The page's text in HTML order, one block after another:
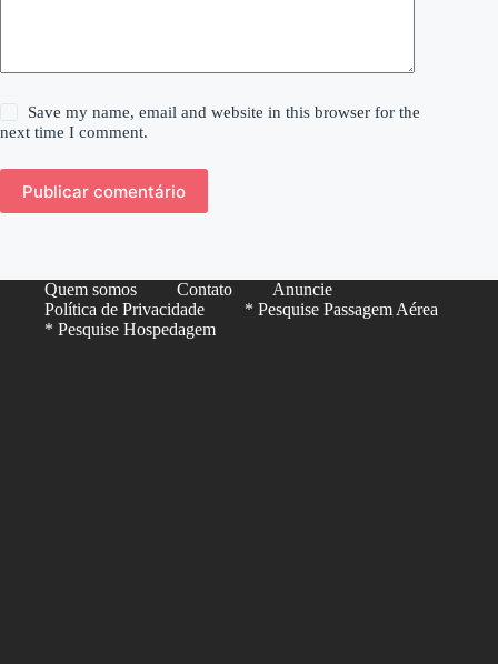
Save my name, email and website in this browser for the
next time I comment.
Publicar comentário
Quem somos Contato
Anuncie
Política de Privacidade
* Pesquise Passagem Aérea
* Pesquise Hospedagem